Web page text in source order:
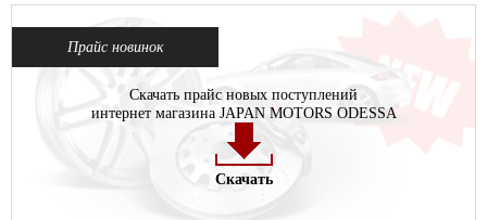
Прайс новинок
Скачать прайс новых поступлений
интернет магазина JAPAN MOTORS ODESSA
Скачать